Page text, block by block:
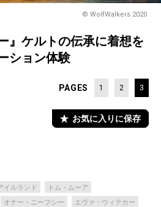
© WolfWalkers 2020
』ケルトの伝承に着想を
ション体験
PAGES 1 2 3
お気に入りに保存
イルランド
トム・ムーア
オナー・ニーフシー
エヴァ・ウィテカー